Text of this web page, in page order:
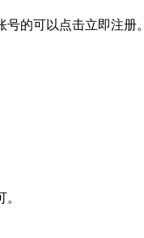
的可以点击立即注册。